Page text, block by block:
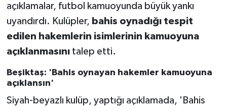
açıklamalar, futbol kamuoyunda büyük yankı
uyandırdı. Kulüpler, bahis oynadığı tespit
edilen hakemlerin isimlerinin kamuoyuna
açıklanmasınıtalep etti.
Beşiktaş: 'Bahis oynayan hakemler kamuoyuna
açıklansın'
Siyah-beyazlı kulüp, yaptığı açıklamada, 'Bahis